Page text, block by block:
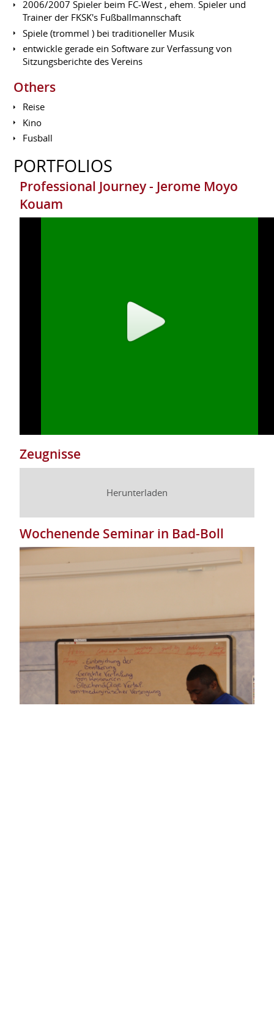
2006/2007 Spieler beim FC-West , ehem. Spieler und
Trainer der FKSK's Fußballmannschaft
Spiele (trommel ) bei traditioneller Musik
entwickle gerade ein Software zur Verfassung von
Sitzungsberichte des Vereins
Others
Reise
Kino
Fusball
PORTFOLIOS
Professional Journey - Jerome Moyo
Kouam
Zeugnisse
Herunterladen
Wochenende Seminar in Bad-Boll